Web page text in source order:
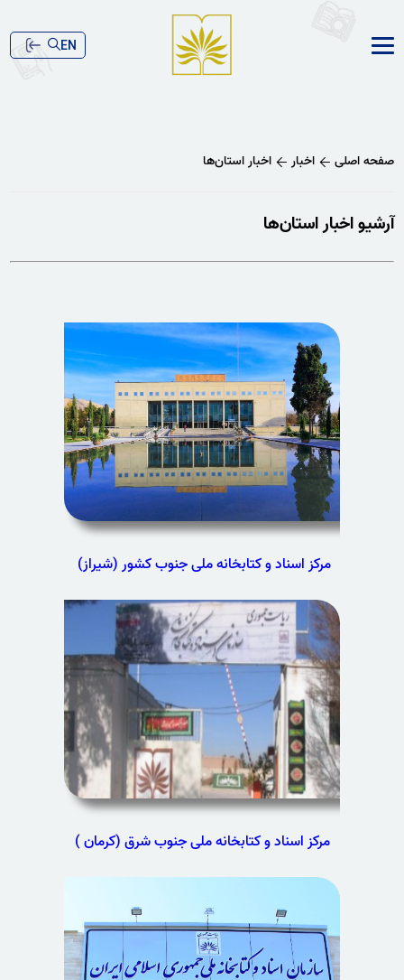
EN
صفحه اصلی اخبار اخبار استا‌ن‌ها
آرشیو اخبار استان‌ها
مرکز اسناد و کتابخانه ملی جنوب کشور (شیراز)
مرکز اسناد و کتابخانه ملی جنوب شرق (کرمان )